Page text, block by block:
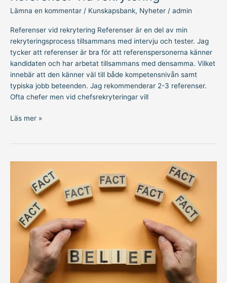
Lämna en kommentar / Kunskapsbank, Nyheter / admin
Referenser vid rekrytering Referenser är en del av min
rekryteringsprocess tillsammans med intervju och tester. Jag
tycker att referenser är bra för att referenspersonerna känner
kandidaten och har arbetat tillsammans med densamma. Vilket
innebär att den känner väl till både kompetensnivån samt
typiska jobb beteenden. Jag rekommenderar 2-3 referenser.
Ofta chefer men vid chefsrekryteringar vill
Läs mer »
medveten
fördomar
och
påverkar